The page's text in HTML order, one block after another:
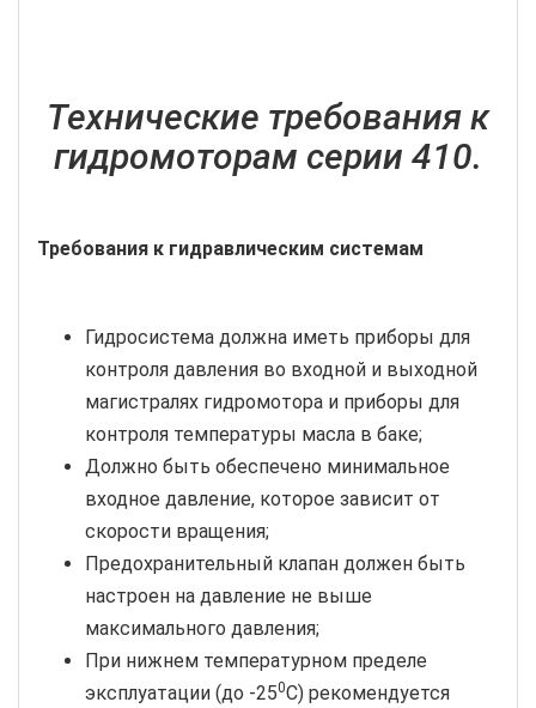
Технические требования к
гидромоторам серии 410.
Требования к гидравлическим системам
Гидросистема должна иметь приборы для
контроля давления во входной и выходной
магистралях гидромотора и приборы для
контроля температуры масла в баке;
Должно быть обеспечено минимальное
входное давление, которое зависит от
скорости вращения;
Предохранительный клапан должен быть
настроен на давление не выше
максимального давления;
При нижнем температурном пределе
эксплуатации (до -250С) рекомендуется